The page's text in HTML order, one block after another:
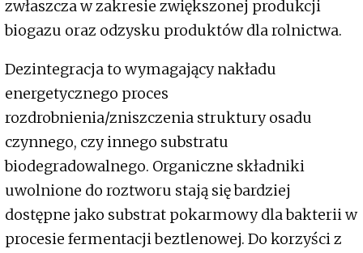
zwłaszcza w zakresie zwiększonej produkcji
biogazu oraz odzysku produktów dla rolnictwa.
Dezintegracja to wymagający nakładu
energetycznego proces
rozdrobnienia/zniszczenia struktury osadu
czynnego, czy innego substratu
biodegradowalnego. Organiczne składniki
uwolnione do roztworu stają się bardziej
dostępne jako substrat pokarmowy dla bakterii w
procesie fermentacji beztlenowej. Do korzyści z